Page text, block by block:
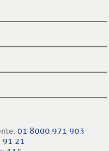
01 8000 971 903
91 21